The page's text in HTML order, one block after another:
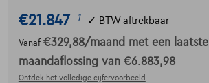
€21.847 1 ✓ BTW aftrekbaar
Vanaf €329,88/maand met een laatste
maandaflossing van €6.883,98
Ontdek het volledige cijfervoorbeeld